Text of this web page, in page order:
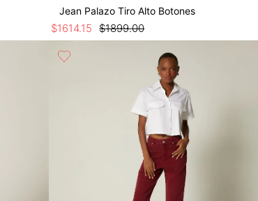
Jean Palazo Tiro Alto Botones
$1899.00
$1614.15